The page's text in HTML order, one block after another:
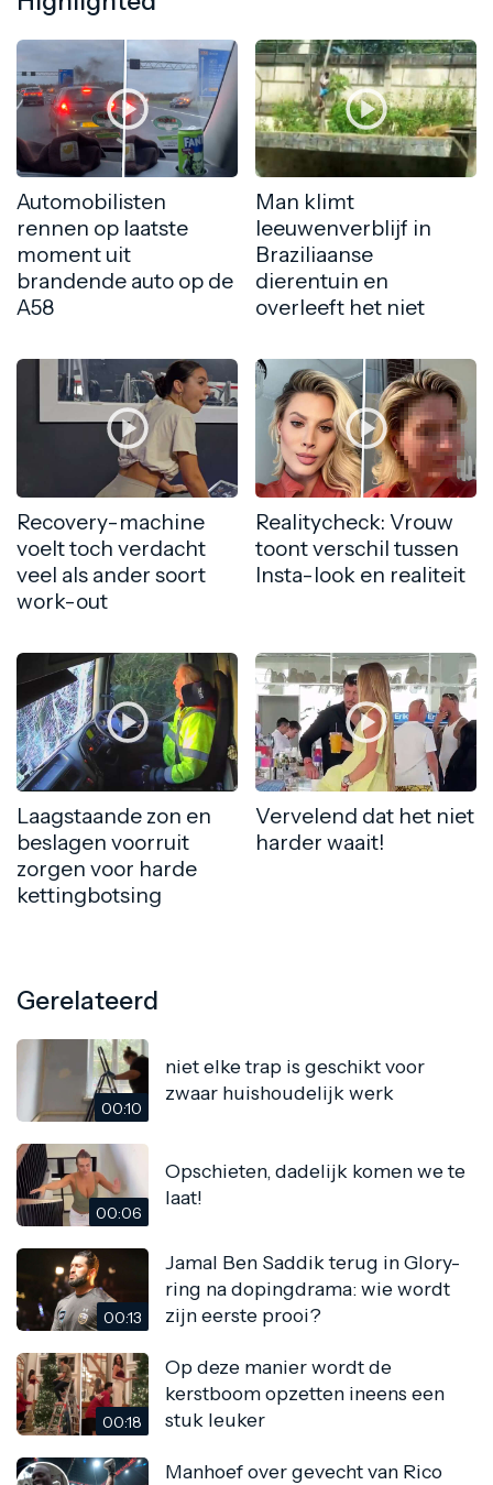
Automobilisten
rennen op laatste
moment uit
brandende auto op de
A58
Man klimt
leeuwenverblijf in
Braziliaanse
dierentuin en
overleeft het niet
Recovery-machine
voelt toch verdacht
veel als ander soort
work-out
Realitycheck: Vrouw
toont verschil tussen
Insta-look en realiteit
Laagstaande zon en
beslagen voorruit
zorgen voor harde
kettingbotsing
Vervelend dat het niet
harder waait!
Gerelateerd
00:10
niet elke trap is geschikt voor
zwaar huishoudelijk werk
00:06
Opschieten, dadelijk komen we te
laat!
00:13
Jamal Ben Saddik terug in Glory-
ring na dopingdrama: wie wordt
zijn eerste prooi?
00:18
Op deze manier wordt de
kerstboom opzetten ineens een
stuk leuker
Manhoef over gevecht van Rico